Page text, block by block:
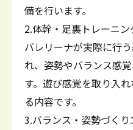
備を行います。
2.体幹・足裏トレーニン
バレリーナが実際に行
れ、姿勢やバランス感
す。遊び感覚を取り入
る内容です。
3.バランス・姿勢づく